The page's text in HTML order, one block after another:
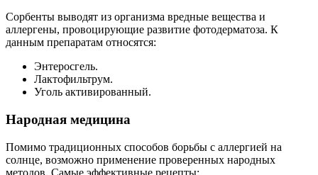
Сорбенты выводят из организма вредные вещества и
аллергены, провоцирующие развитие фотодерматоза. К
данным препаратам относятся:
Энтеросгель.
Лактофильтрум.
Уголь активированный.
Народная медицина
Помимо традиционных способов борьбы с аллергией на
солнце, возможно применение проверенных народных
методов. Самые эффективные рецепты: